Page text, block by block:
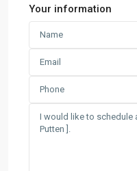
Your information